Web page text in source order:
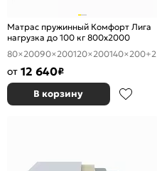
Матрас пружинный Комфорт Лига
нагрузка до 100 кг 800x2000
80×20090×200120×200140×200+2
от 12 640₽
В корзину